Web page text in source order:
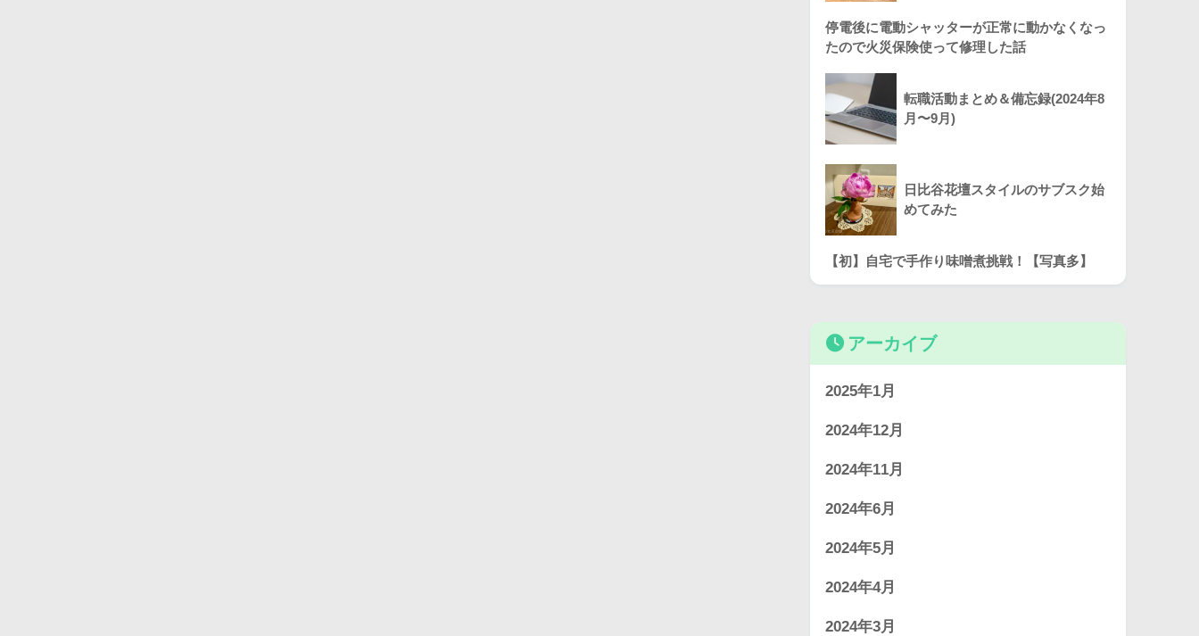
停電後に電動シャッターが正常に動かなくなっ
たので火災保険使って修理した話
転職活動まとめ＆備忘録(2024年8
月〜9月)
日比谷花壇スタイルのサブスク始
めてみた
【初】自宅で手作り味噌煮挑戦！【写真多】
アーカイブ
2025年1月
2024年12月
2024年11月
2024年6月
2024年5月
2024年4月
2024年3月